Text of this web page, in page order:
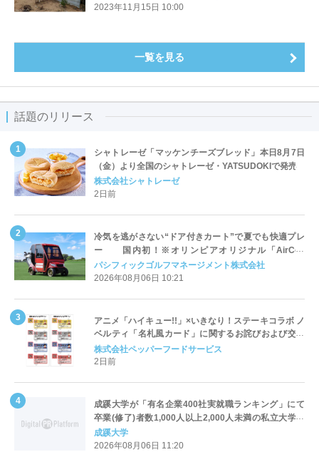
2023年11月15日 10:00
一覧を見る
話題のリリース
シャトレーゼ「マッケンチーズブレッド」本日8月7日
（金）より全国のシャトレーゼ・YATSUDOKIで発売
株式会社シャトレーゼ
2日前
冷気を逃がさない“ドア付きカート”で夏でも快適プレ
ー 国内初！※オリンピアオリジナル「AirCon
Cart（エアコンカート）」導入 | ＰＧＭ
パシフィックゴルフマネージメント株式会社
2026年08月06日 10:21
アニメ「ハイキュー!!」×いきなり！ステーキコラボ ノ
ベルティ「名札風カード」に関するお詫びおよび交換
対応についてのご案内
株式会社ペッパーフードサービス
2日前
成蹊大学が「有名企業400社実就職ランキング」にて
卒業(修了)者数1,000人以上2,000人未満の私立大学で
全国第1位を獲得！～実就職率は26.5%（前年比＋
4.3pt）に伸長、東京の私立大学でも10位にランクイン
成蹊大学
2026年08月06日 11:20